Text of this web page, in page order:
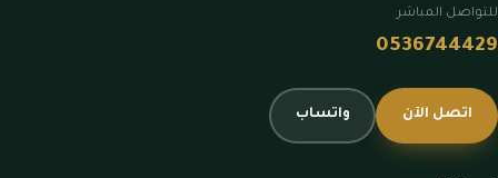
للتواصل المباشر
0536744429
اتصل الآن واتساب